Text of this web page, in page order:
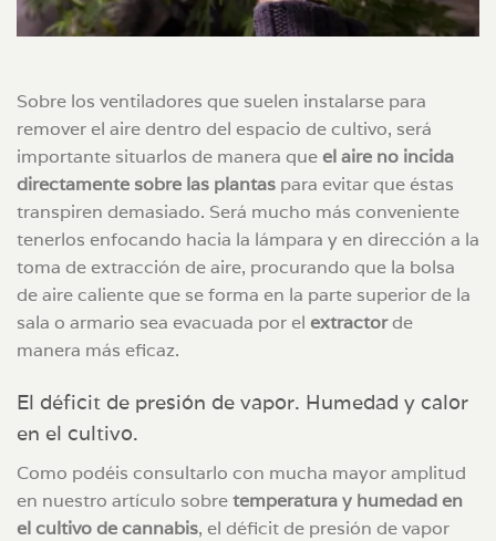
Sobre los ventiladores que suelen instalarse para
remover el aire dentro del espacio de cultivo, será
importante situarlos de manera queel aire no incida
directamente sobre las plantas para evitar que éstas
transpiren demasiado. Será mucho más conveniente
tenerlos enfocando hacia la lámpara y en dirección a la
toma de extracción de aire, procurando que la bolsa
de aire caliente que se forma en la parte superior de la
sala o armario sea evacuada por el extractorde
manera más eficaz.
El déficit de presión de vapor. Humedad y calor
en el cultivo.
Como podéis consultarlo con mucha mayor amplitud
en nuestro artículo sobretemperatura y humedad en
el cultivo de cannabis, el déficit de presión de vapor